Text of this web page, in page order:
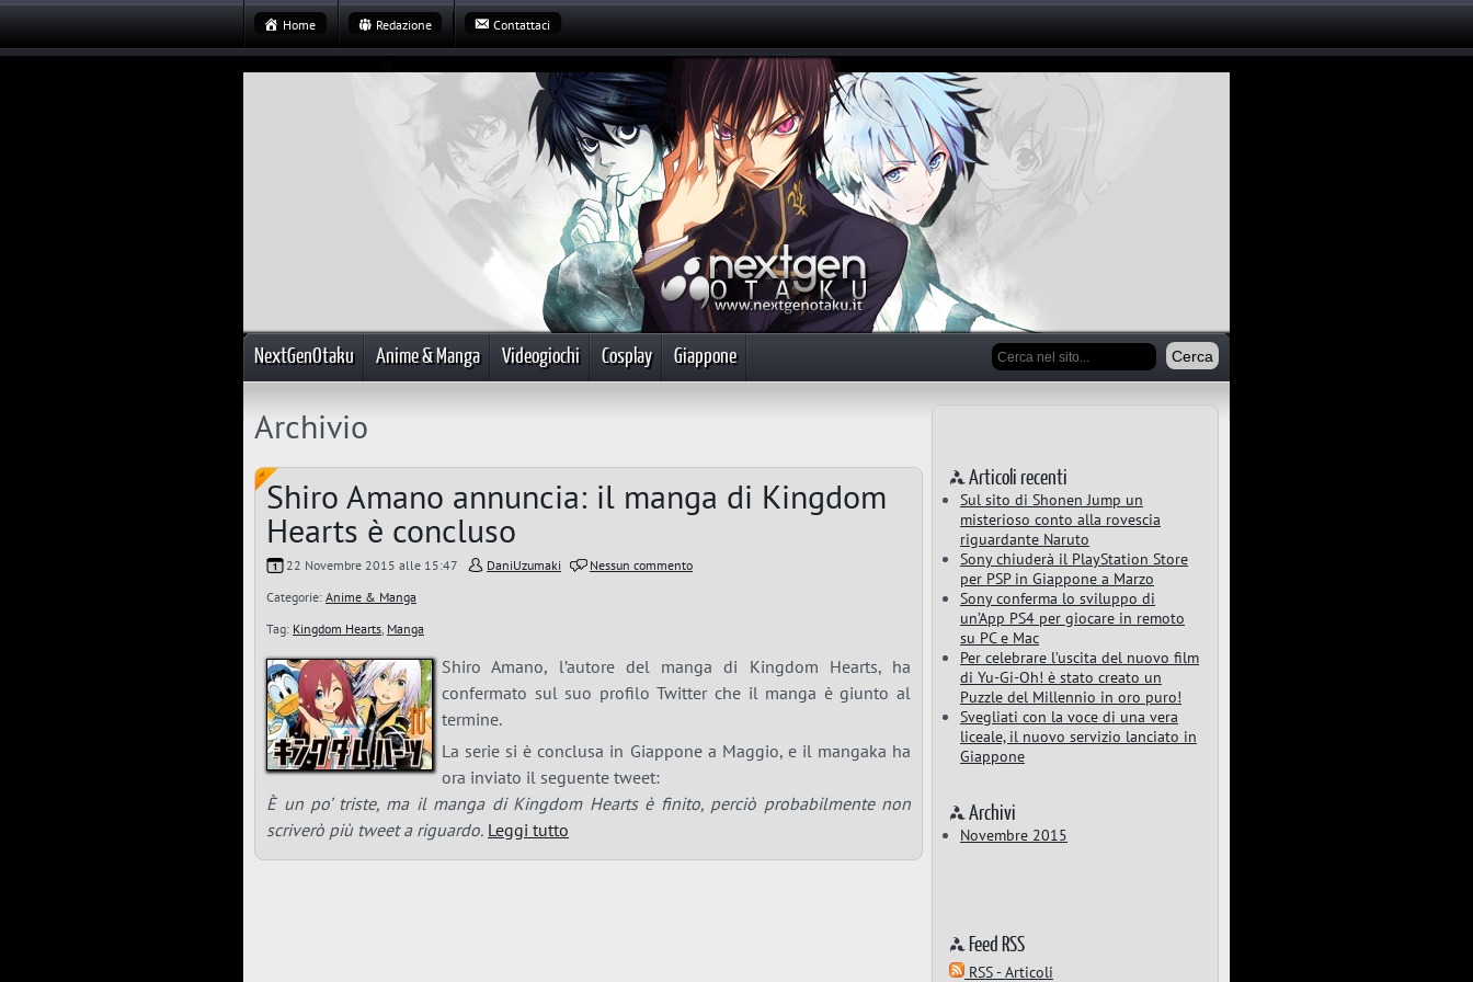
Home Redazione Contattaci
NextGenOtaku Anime & Manga Videogiochi Cosplay Giappone
Archivio
Shiro Amano annuncia: il manga di Kingdom
Hearts è concluso
22 Novembre 2015 alle 15:47 DaniUzumaki
Nessun commento
Categorie: Anime & Manga
Tag: Kingdom Hearts, Manga
Shiro Amano, l’autore del manga di Kingdom Hearts, ha
confermato sul suo profilo Twitter che il manga è giunto al
termine.
La serie si è conclusa in Giappone a Maggio, e il mangaka ha
ora inviato il seguente tweet:
È un po’ triste, ma il manga di Kingdom Hearts è finito, perciò probabilmente non
scriverò più tweet a riguardo. Leggi tutto
Articoli recenti
Sul sito di Shonen Jump un
misterioso conto alla rovescia
riguardante Naruto
Sony chiuderà il PlayStation Store
per PSP in Giappone a Marzo
Sony conferma lo sviluppo di
un’App PS4 per giocare in remoto
su PC e Mac
Per celebrare l’uscita del nuovo film
di Yu-Gi-Oh! è stato creato un
Puzzle del Millennio in oro puro!
Svegliati con la voce di una vera
liceale, il nuovo servizio lanciato in
Giappone
Archivi
Novembre 2015
Feed RSS
RSS - Articoli